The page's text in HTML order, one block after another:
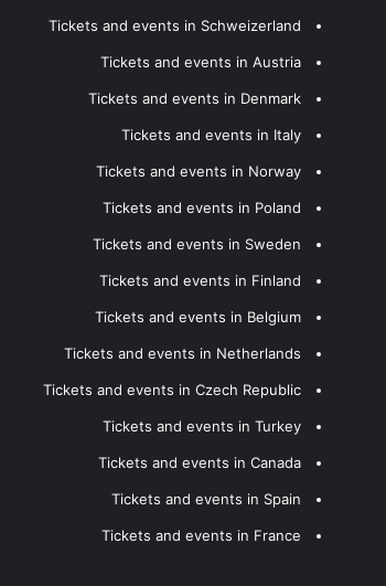
Tickets and events in Schweizerland
Tickets and events in Austria
Tickets and events in Denmark
Tickets and events in Italy
Tickets and events in Norway
Tickets and events in Poland
Tickets and events in Sweden
Tickets and events in Finland
Tickets and events in Belgium
Tickets and events in Netherlands
Tickets and events in Czech Republic
Tickets and events in Turkey
Tickets and events in Canada
Tickets and events in Spain
Tickets and events in France